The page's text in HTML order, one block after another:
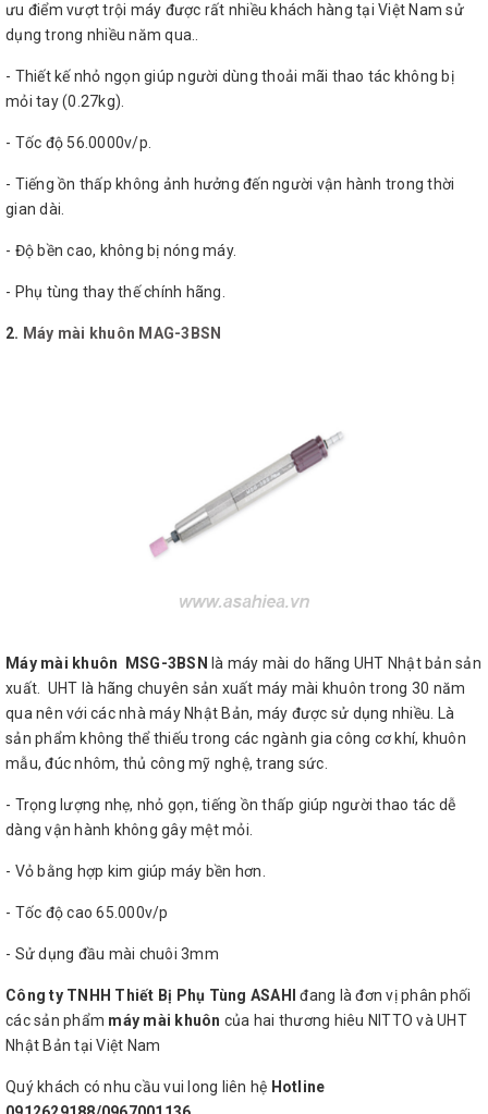
ưu điểm vượt trội máy được rất nhiều khách hàng tại Việt Nam sử
dụng trong nhiều năm qua..
- Thiết kế nhỏ ngọn giúp người dùng thoải mãi thao tác không bị
mỏi tay (0.27kg).
- Tốc độ 56.0000v/p.
- Tiếng ồn thấp không ảnh hưởng đến người vận hành trong thời
gian dài.
- Độ bền cao, không bị nóng máy.
- Phụ tùng thay thế chính hãng.
2. Máy mài khuôn MAG-3BSN
Máy mài khuôn MSG-3BSN là máy mài do hãng UHT Nhật bản sản
xuất. UHT là hãng chuyên sản xuất máy mài khuôn trong 30 năm
qua nên với các nhà máy Nhật Bản, máy được sử dụng nhiều. Là
sản phẩm không thể thiếu trong các ngành gia công cơ khí, khuôn
mẫu, đúc nhôm, thủ công mỹ nghệ, trang sức.
- Trọng lượng nhẹ, nhỏ gọn, tiếng ồn thấp giúp người thao tác dễ
dàng vận hành không gây mệt mỏi.
- Vỏ bằng hợp kim giúp máy bền hơn.
- Tốc độ cao 65.000v/p
- Sử dụng đầu mài chuôi 3mm
Công ty TNHH Thiết Bị Phụ Tùng ASAHI
đang là đơn vị phân phối
các sản phẩm máy mài khuôn của hai thương hiêu NITTO và UHT
Nhật Bản tại Việt Nam
Quý khách có nhu cầu vui long liên hệ Hotline